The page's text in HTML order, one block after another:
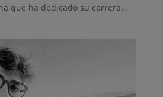
que ha dedicado su carrera…